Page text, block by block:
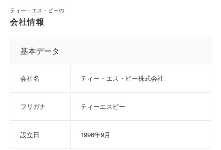
ティー・エス・ビーの
会社情報
基本データ
会社名 ティー・エス・ビー株式会社
フリガナ ティーエスビー
設立日 1996年9月